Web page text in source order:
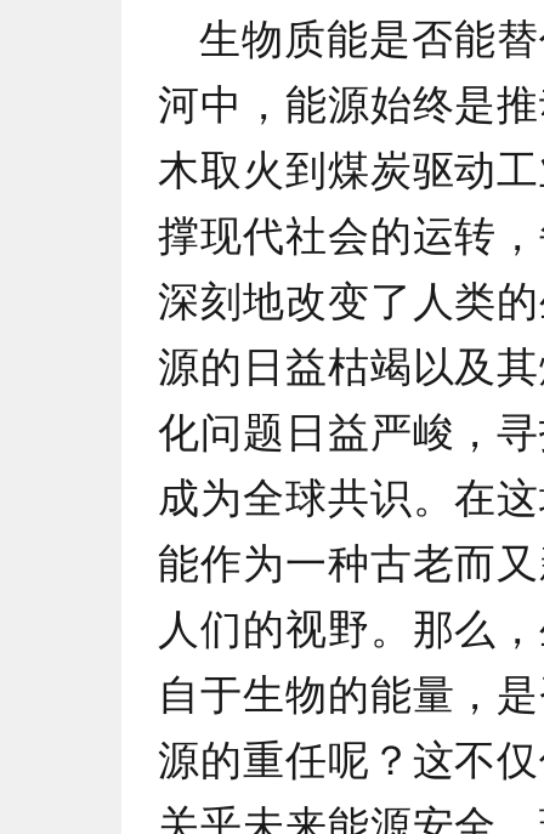
生物质能是否能
河中，能源始终是
木取火到煤炭驱动
撑现代社会的运转
深刻地改变了人类
源的日益枯竭以及
化问题日益严峻，
成为全球共识。在
能作为一种古老而
人们的视野。那么
自于生物的能量，
源的重任呢？这不